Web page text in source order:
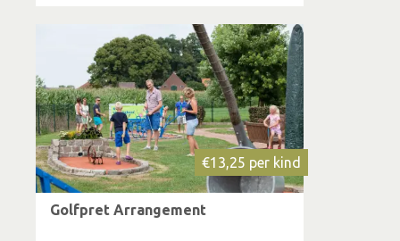
€13,25 per kind
Golfpret Arrangement